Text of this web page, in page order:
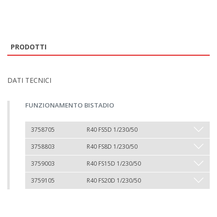
PRODOTTI
DATI TECNICI
FUNZIONAMENTO BISTADIO
3758705 R40 FS5D 1/230/50
3758803 R40 FS8D 1/230/50
3759003 R40 FS15D 1/230/50
3759105 R40 FS20D 1/230/50